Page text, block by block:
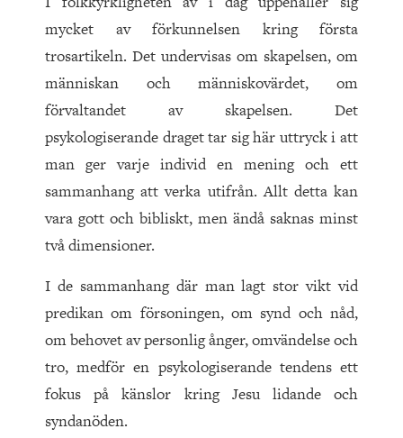
mycket av förkunnelsen kring första
trosartikeln. Det undervisas om skapelsen, om
människan och människovärdet, om
förvaltandet av skapelsen. Det
psykologiserande draget tar sig här uttryck i att
man ger varje individ en mening och ett
sammanhang att verka utifrån. Allt detta kan
vara gott och bibliskt, men ändå saknas minst
två dimensioner.
I de sammanhang där man lagt stor vikt vid
predikan om försoningen, om synd och nåd,
om behovet av personlig ånger, omvändelse och
tro, medför en psykologiserande tendens ett
fokus på känslor kring Jesu lidande och
syndanöden.